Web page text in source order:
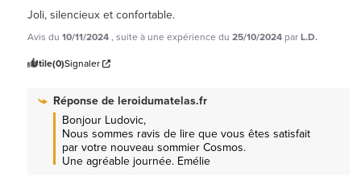
Joli, silencieux et confortable.
Avis du 10/11/2024, suite à une expérience du 25/10/2024 parL.D.
Utile(0)Signaler
Réponse deleroidumatelas.fr
Bonjour Ludovic,
Nous sommes ravis de lire que vous êtes satisfait
par votre nouveau sommier Cosmos.
Une agréable journée. Emélie